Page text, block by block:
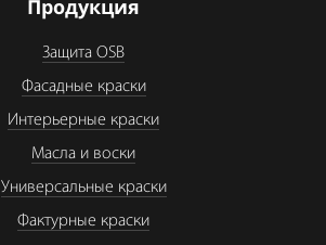
Продукция
Защита OSB
Фасадные краски
Интерьерные краски
Масла и воски
Универсальные краски
Фактурные краски